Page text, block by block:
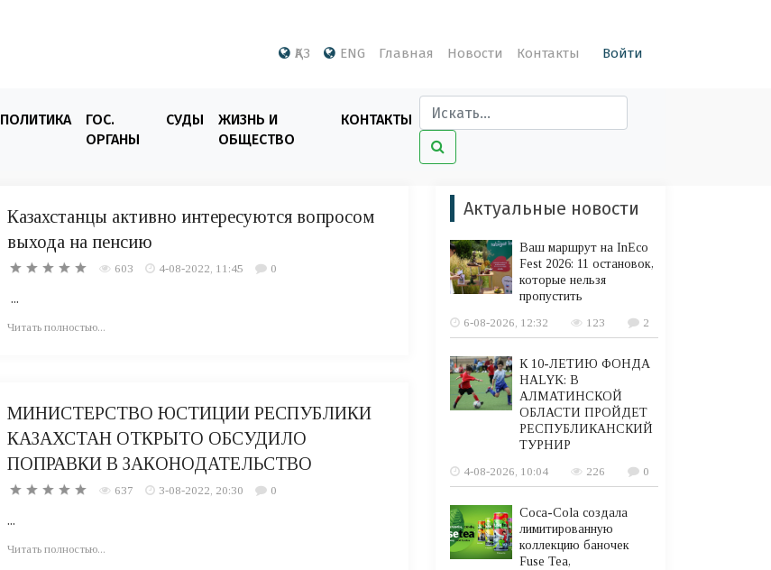
ҚАЗ ENG Главная Новости Контакты Войти
ПОЛИТИКА
ГОС.
ОРГАНЫ
СУДЫ
ЖИЗНЬ И
ОБЩЕСТВО
КОНТАКТЫ
Казахстанцы активно интересуются вопросом
выхода на пенсию
603 4-08-2022, 11:45 0
...
Читать полностью...
МИНИСТЕРСТВО ЮСТИЦИИ РЕСПУБЛИКИ
КАЗАХСТАН ОТКРЫТО ОБСУДИЛО
ПОПРАВКИ В ЗАКОНОДАТЕЛЬСТВО
637 3-08-2022, 20:30 0
...
Читать полностью...
Актуальные новости
Ваш маршрут на InEco
Fest 2026: 11 остановок,
которые нельзя
пропустить
6-08-2026, 12:32
123 2
К 10-ЛЕТИЮ ФОНДА
HALYK: В
АЛМАТИНСКОЙ
ОБЛАСТИ ПРОЙДЕТ
РЕСПУБЛИКАНСКИЙ
ТУРНИР
4-08-2026, 10:04
226 0
Coca-Cola создала
лимитированную
коллекцию баночек
Fuse Tea,